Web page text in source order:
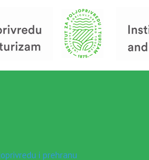
i prehranu